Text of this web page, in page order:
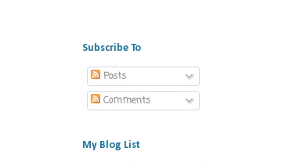
Subscribe To
Posts
Comments
My Blog List